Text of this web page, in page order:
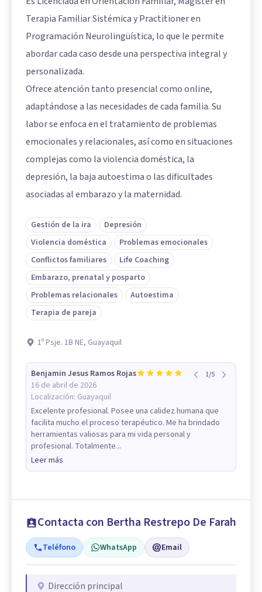
Terapia Familiar Sistémica y Practitioner en
Programación Neurolingüística, lo que le permite
abordar cada caso desde una perspectiva integral y
personalizada.
Ofrece atención tanto presencial como online,
adaptándose a las necesidades de cada familia. Su
labor se enfoca en el tratamiento de problemas
emocionales y relacionales, así como en situaciones
complejas como la violencia doméstica, la
depresión, la baja autoestima o las dificultades
asociadas al embarazo y la maternidad.
Gestión de la ira
Depresión
Violencia doméstica
Problemas emocionales
Conflictos familiares
Life Coaching
Embarazo, prenatal y posparto
Problemas relacionales
Autoestima
Terapia de pareja
1º Psje. 1B NE, Guayaquil
Benjamin Jesus Ramos Rojas
16 de abril de 2026
Localización: Guayaquil
1/5
Excelente profesional. Posee una calidez humana que
facilita mucho el proceso terapéutico. Me ha brindado
herramientas valiosas para mi vida personal y
profesional. Totalmente...
Leer más
Contacta con Bertha Restrepo De Farah
Teléfono WhatsApp Email
Dirección principal